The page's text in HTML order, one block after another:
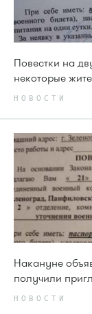
Повестки на
некоторые
НОВОСТИ
Накануне
получили
НОВОСТИ